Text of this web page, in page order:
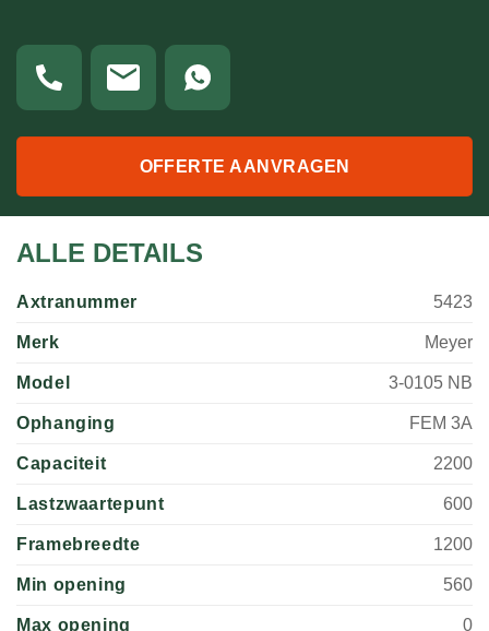
OFFERTE AANVRAGEN
ALLE DETAILS
Axtranummer 5423
Merk Meyer
Model 3-0105 NB
Ophanging FEM 3A
Capaciteit 2200
Lastzwaartepunt 600
Framebreedte 1200
Min opening 560
Max opening 0